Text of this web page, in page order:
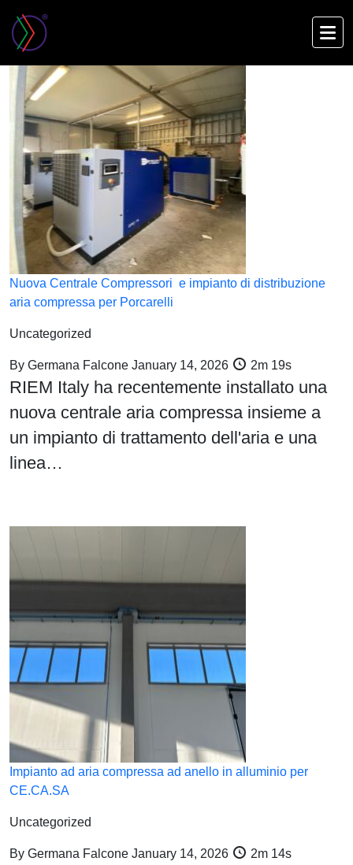
main
content
Nuova Centrale Compressori e impianto di distribuzione
aria compressa per Porcarelli
Uncategorized
By Germana Falcone January 14, 2026 2m 19s
RIEM Italy ha recentemente installato una
nuova centrale aria compressa insieme a
un impianto di trattamento dell'aria e una
linea…
Impianto ad aria compressa ad anello in alluminio per
CE.CA.SA
Uncategorized
By Germana Falcone January 14, 2026 2m 14s